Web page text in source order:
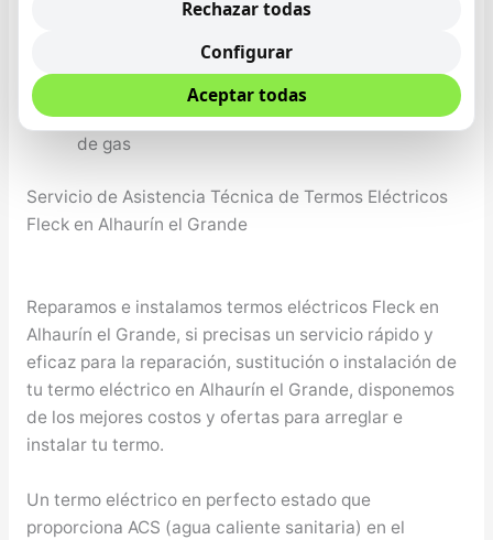
Instalación de calentadores con display digital
Revisión obligatoria autorizada de calentadores
de gas
Servicio de Asistencia Técnica de Termos Eléctricos
Fleck en Alhaurín el Grande
Reparamos e instalamos termos eléctricos Fleck en
Alhaurín el Grande, si precisas un servicio rápido y
eficaz para la reparación, sustitución o instalación de
tu termo eléctrico en Alhaurín el Grande, disponemos
de los mejores costos y ofertas para arreglar e
instalar tu termo.
Un termo eléctrico en perfecto estado que
proporciona ACS (agua caliente sanitaria) en el
Rechazar todas
Configurar
Aceptar todas